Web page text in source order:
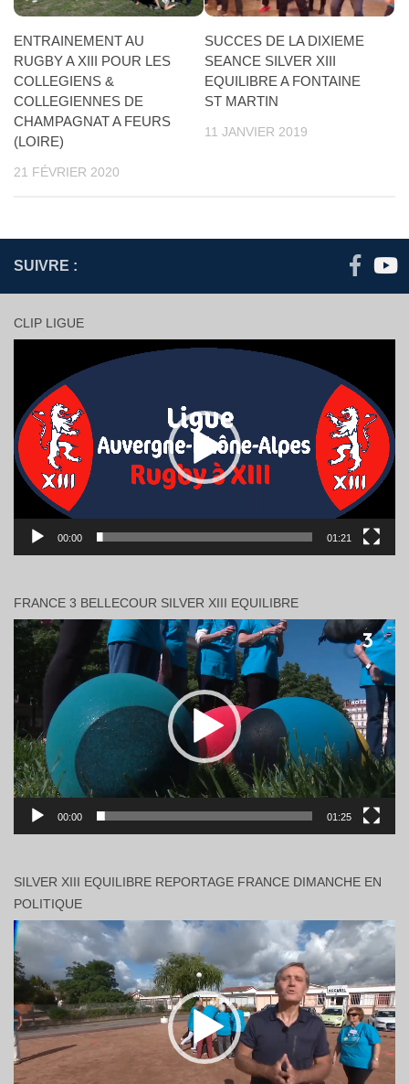
ENTRAINEMENT AU
RUGBY A XIII POUR LES
COLLEGIENS &
COLLEGIENNES DE
CHAMPAGNAT A FEURS
(LOIRE)
21 FÉVRIER 2020
SUCCES DE LA DIXIEME
SEANCE SILVER XIII
EQUILIBRE A FONTAINE
ST MARTIN
11 JANVIER 2019
SUIVRE :
CLIP LIGUE
00:00 01:21
FRANCE 3 BELLECOUR SILVER XIII EQUILIBRE
Lecteur
vidéo
00:00 01:25
SILVER XIII EQUILIBRE REPORTAGE FRANCE DIMANCHE EN
POLITIQUE
Lecteur
vidéo